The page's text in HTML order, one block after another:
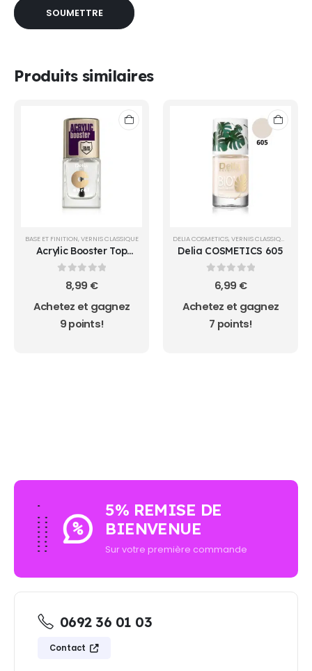
Produits similaires
BASE ET FINITION, VERNIS CLASSIQUE
Acrylic Booster Top
Coat
sur 5
8,99 €
Achetez et gagnez
9 points!
DELIA COSMETICS, VERNIS CLASSIQUE
Delia COSMETICS 605
sur 5
6,99 €
Achetez et gagnez
7 points!
5% REMISE DE
BIENVENUE
Sur votre première commande
0692 36 01 03
Contact